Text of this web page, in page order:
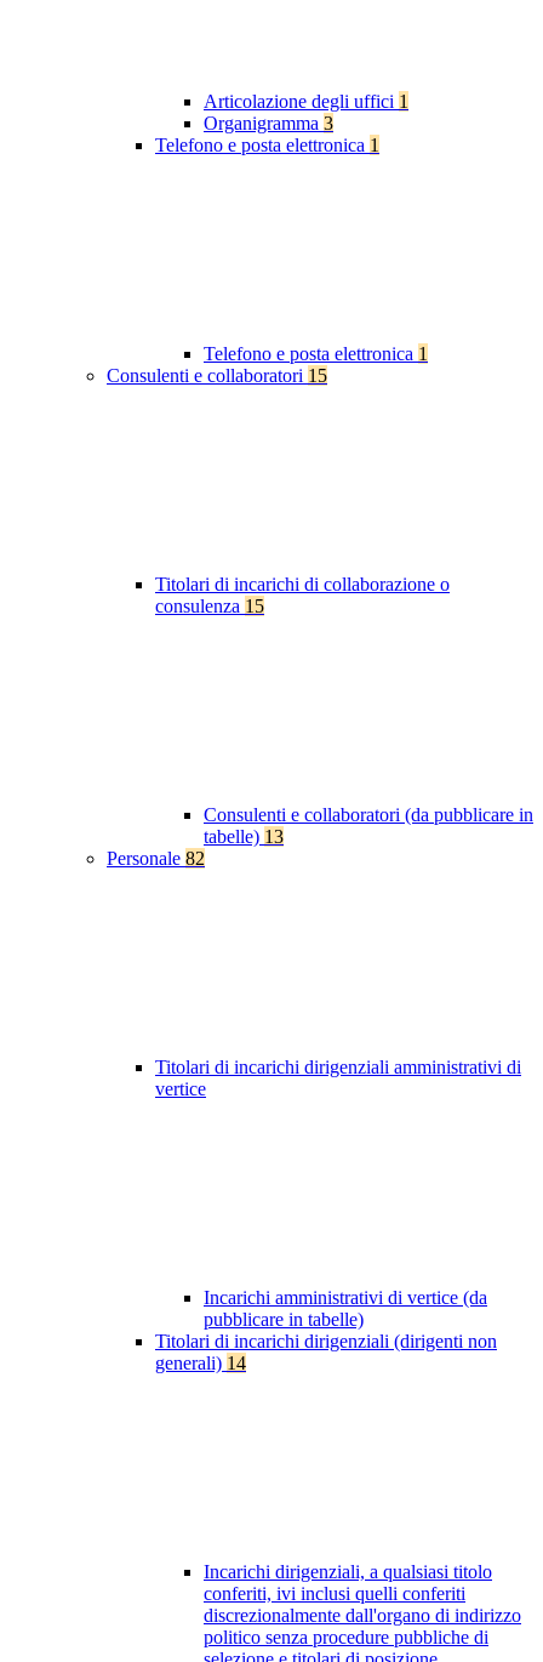
Articolazione degli uffici 1
Organigramma 3
Telefono e posta elettronica 1
Telefono e posta elettronica 1
Consulenti e collaboratori 15
Titolari di incarichi di collaborazione o
consulenza 15
Consulenti e collaboratori (da pubblicare in
tabelle) 13
Personale 82
Titolari di incarichi dirigenziali amministrativi di
vertice
Incarichi amministrativi di vertice (da
pubblicare in tabelle)
Titolari di incarichi dirigenziali (dirigenti non
generali) 14
Incarichi dirigenziali, a qualsiasi titolo
conferiti, ivi inclusi quelli conferiti
discrezionalmente dall'organo di indirizzo
politico senza procedure pubbliche di